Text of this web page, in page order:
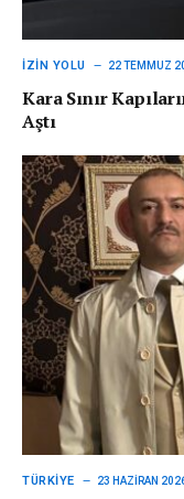
İZIN YOLU 22 TEMMUZ
Kara Sınır
Aştı
TÜRKIYE 23 HAZIRAN